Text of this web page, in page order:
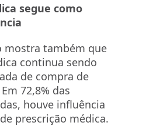
segue como
mostra também que
continua sendo
de compra de
72,8% das
houve influência
prescrição médica.